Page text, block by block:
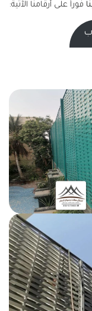
فوراً على أرقامنا الآتية: